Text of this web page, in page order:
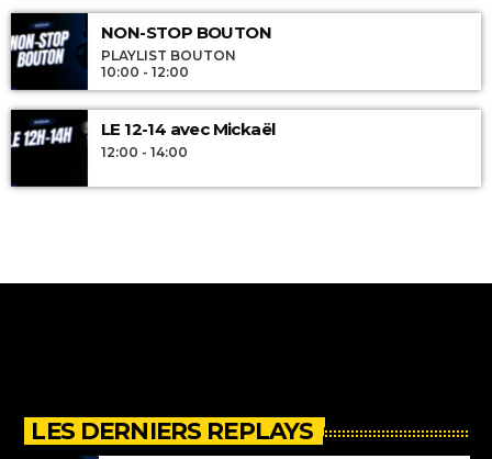
NON-STOP BOUTON
PLAYLIST BOUTON
10:00 - 12:00
LE 12-14 avec Mickaël
12:00 - 14:00
LES DERNIERS REPLAYS